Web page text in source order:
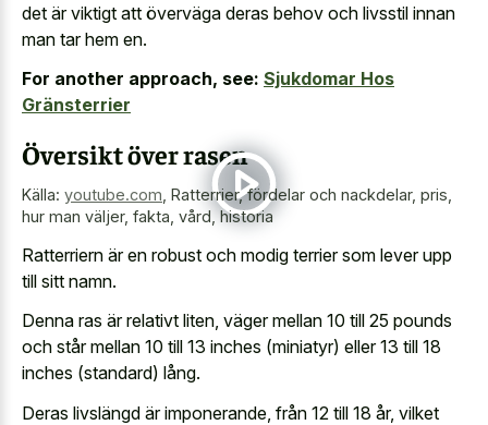
det är viktigt att överväga deras behov och livsstil innan
man tar hem en.
For another approach, see: Sjukdomar Hos
Gränsterrier
Översikt över rasen
Källa: youtube.com Ratterrier, fördelar och nackdelar, pris,
hur man väljer, fakta, vård, historia
Ratterriern är en robust och modig terrier som lever upp
till sitt namn.
Denna ras är relativt liten, väger mellan 10 till 25 pounds
och står mellan 10 till 13 inches (miniatyr) eller 13 till 18
inches (standard) lång.
Deras livslängd är imponerande, från 12 till 18 år, vilket